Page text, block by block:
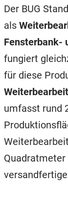
Der BUG
als
Fensterbank-
fungiert
für diese
umfasst rund